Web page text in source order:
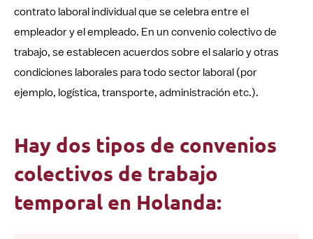
contrato laboral individual que se celebra entre el
empleador y el empleado. En un convenio colectivo de
trabajo, se establecen acuerdos sobre el salario y otras
condiciones laborales para todo sector laboral (por
ejemplo, logística, transporte, administración etc.).
Hay dos tipos de convenios
colectivos de trabajo
temporal en Holanda: